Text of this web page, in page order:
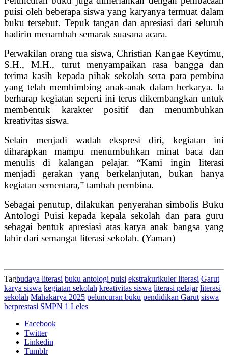
puisi oleh beberapa siswa yang karyanya termuat dalam
buku tersebut. Tepuk tangan dan apresiasi dari seluruh
hadirin menambah semarak suasana acara.
Perwakilan orang tua siswa, Christian Kangae Keytimu,
S.H., M.H., turut menyampaikan rasa bangga dan
terima kasih kepada pihak sekolah serta para pembina
yang telah membimbing anak-anak dalam berkarya. Ia
berharap kegiatan seperti ini terus dikembangkan untuk
membentuk karakter positif dan menumbuhkan
kreativitas siswa.
Selain menjadi wadah ekspresi diri, kegiatan ini
diharapkan mampu menumbuhkan minat baca dan
menulis di kalangan pelajar. “Kami ingin literasi
menjadi gerakan yang berkelanjutan, bukan hanya
kegiatan sementara,” tambah pembina.
Sebagai penutup, dilakukan penyerahan simbolis Buku
Antologi Puisi kepada kepala sekolah dan para guru
sebagai bentuk apresiasi atas karya anak bangsa yang
lahir dari semangat literasi sekolah. (Yaman)
Tagbudaya literasi buku antologi puisi ekstrakurikuler literasi Garut
karya siswa kegiatan sekolah kreativitas siswa literasi pelajar literasi
sekolah Mahakarya 2025 peluncuran buku pendidikan Garut siswa
berprestasi SMPN 1 Leles
Facebook
Twitter
Linkedin
Tumblr